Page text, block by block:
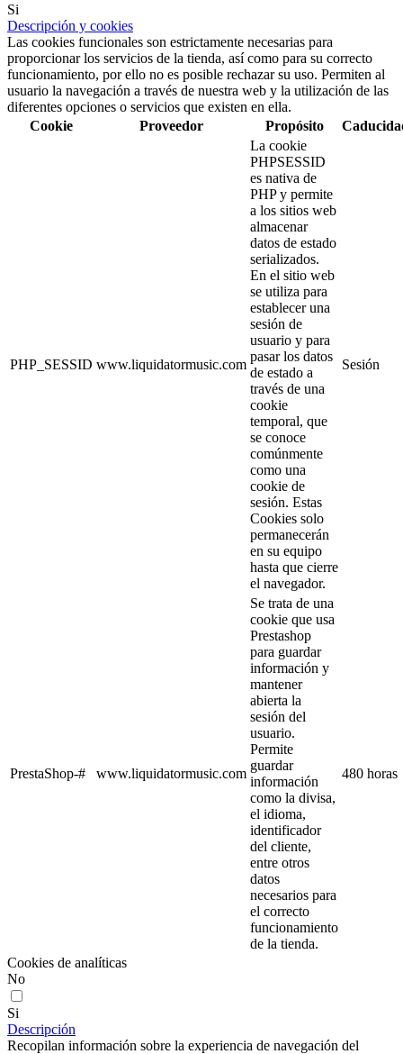
Si
Descripción y cookies
Las cookies funcionales son estrictamente necesarias para
proporcionar los servicios de la tienda, así como para su correcto
funcionamiento, por ello no es posible rechazar su uso. Permiten al
usuario la navegación a través de nuestra web y la utilización de las
diferentes opciones o servicios que existen en ella.
Cookie
Proveedor Propósito
PHP_SESSID www.liquidatormusic.com
La cookie
PHPSESSID
es nativa de
PHP y permite
a los sitios web
almacenar
datos de estado
serializados.
En el sitio web
se utiliza para
establecer una
sesión de
usuario y para
pasar los datos
de estado a
través de una
cookie
temporal, que
se conoce
comúnmente
como una
cookie de
sesión. Estas
Cookies solo
permanecerán
en su equipo
hasta que cierre
el navegador.
Sesión
PrestaShop-# www.liquidatormusic.com
Se trata de una
cookie que usa
Prestashop
para guardar
información y
mantener
abierta la
sesión del
usuario.
Permite
guardar
información
como la divisa,
el idioma,
identificador
del cliente,
entre otros
datos
necesarios para
el correcto
funcionamiento
de la tienda.
480 horas
Cookies de analíticas
No
Si
Descripción
Recopilan información sobre la experiencia de navegación del